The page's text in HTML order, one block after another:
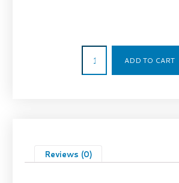
ADD TO CART
Reviews (0)